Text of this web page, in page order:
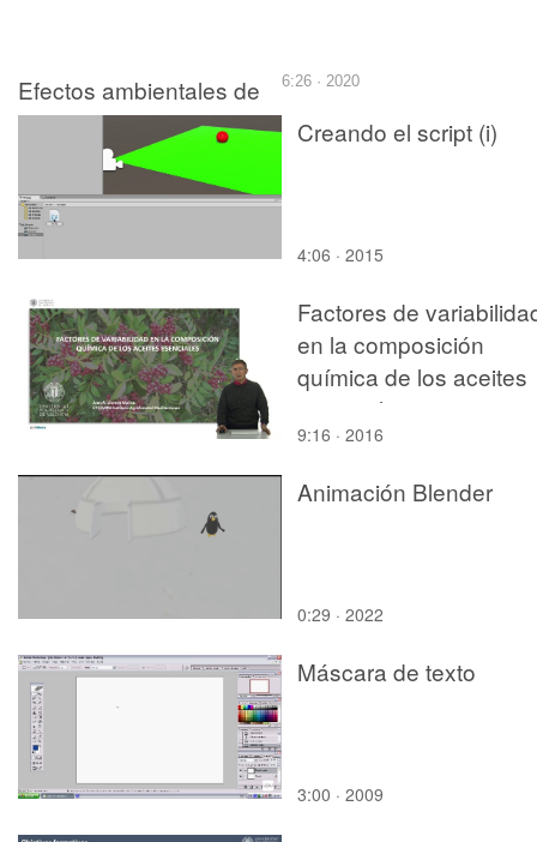
Efectos ambientales de
canteras y vertederos.
Fase de abandono
6:26 · 2020
Creando el script (i)
4:06 · 2015
Factores de
en la composición
química de los aceites
esenciales
9:16 · 2016
Animación Blender
0:29 · 2022
Máscara de texto
3:00 · 2009